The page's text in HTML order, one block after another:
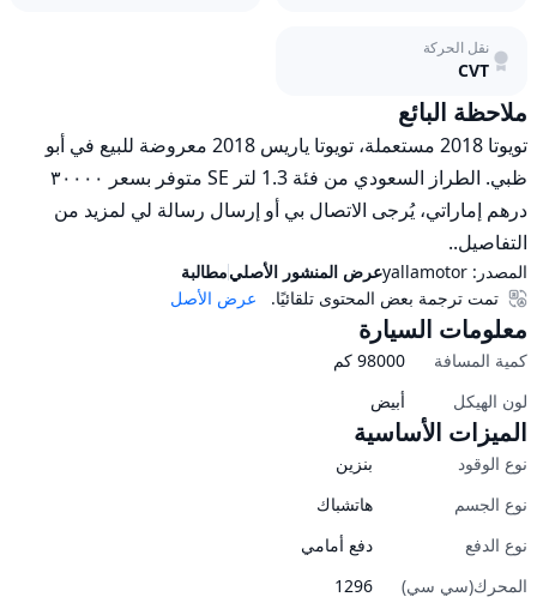
نقل الحركة
CVT
ملاحظة البائع
التفاصيل..
المصدر: yallamotorعرض المنشور الأصليمطالبة
عرض الأصل
تمت ترجمة بعض المحتوى تلقائيًا.
معلومات السيارة
كمية المسافة 98000 كم
لون الهيكل
أبيض
الميزات الأساسية
نوع الوقود
بنزين
نوع الجسم
هاتشباك
نوع الدفع
دفع أمامي
المحرك(سي سي)
1296